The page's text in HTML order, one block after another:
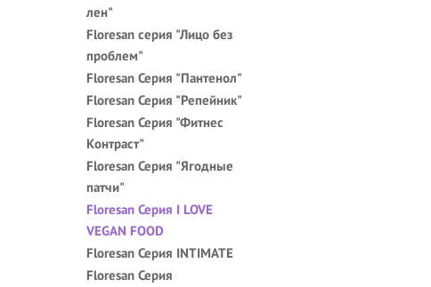
лен"
Floresan серия "Лицо без
проблем"
Floresan Серия "Пантенол"
Floresan Серия "Репейник"
Floresan Серия "Фитнес
Контраст"
Floresan Серия "Ягодные
патчи"
Floresan Серия I LOVE
VEGAN FOOD
Floresan Серия INTIMATE
Floresan Серия